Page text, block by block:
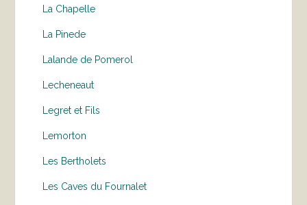
La Chapelle
La Pinede
Lalande de Pomerol
Lecheneaut
Legret et Fils
Lemorton
Les Bertholets
Les Caves du Fournalet